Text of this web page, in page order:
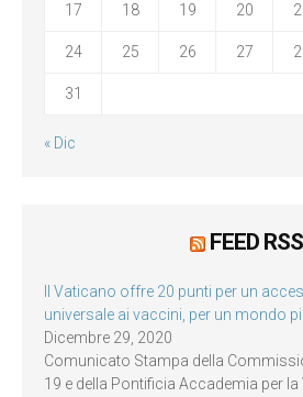
17 18 19 20
24 25 26 27
31
« Dic
FEED RSS
Il Vaticano offre 20 punti per un
universale ai vaccini, per un mondo
Dicembre 29, 2020
Comunicato Stampa della
19 e della Pontificia Accademia per la